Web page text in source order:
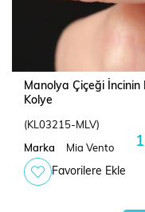
Manolya Çiçeği İncinin
Kolye
(KL03215-MLV)
Marka Mia Vento
Favorilere Ekle